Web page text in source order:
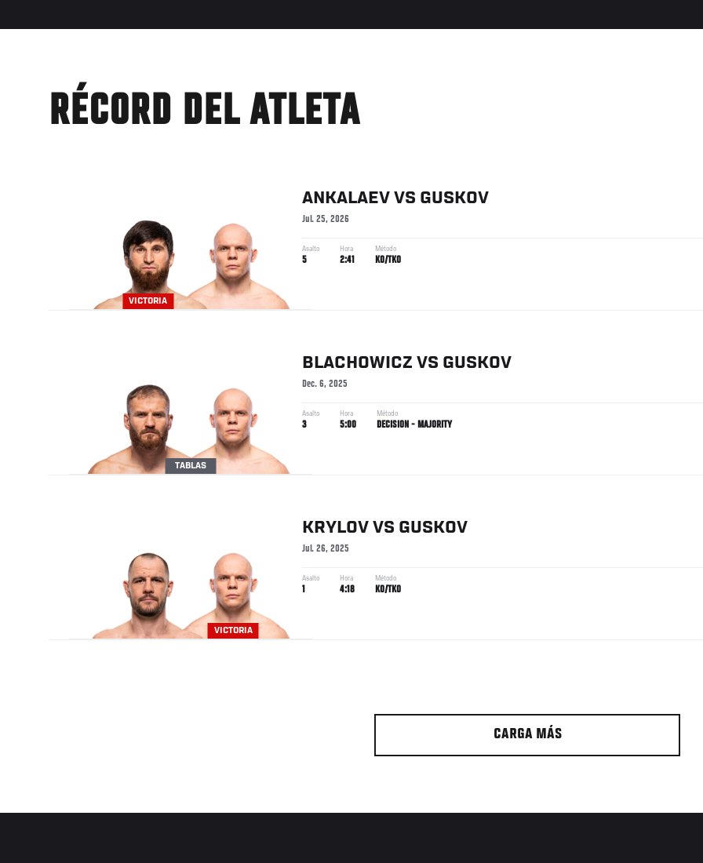
RÉCORD DEL ATLETA
VICTORIA
ANKALAEV VS GUSKOV
Jul. 25, 2026
Asalto
5
Hora
2:41
Método
KO/TKO
TABLAS
BLACHOWICZ VS GUSKOV
Dec. 6, 2025
Asalto
3
Hora
5:00
Método
DECISION - MAJORITY
VICTORIA
KRYLOV VS GUSKOV
Jul. 26, 2025
Asalto
1
Hora
4:18
Método
KO/TKO
CARGA MÁS